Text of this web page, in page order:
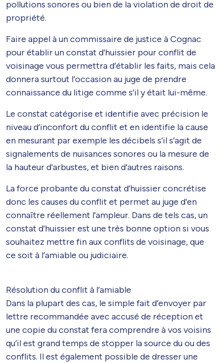
pollutions sonores ou bien de la violation de droit de
propriété.
Faire appel à un commissaire de justice à Cognac
pour établir un constat d'huissier pour conflit de
voisinage vous permettra d’établir les faits, mais cela
donnera surtout l’occasion au juge de prendre
connaissance du litige comme s'il y était lui-même.
Le constat catégorise et identifie avec précision le
niveau d’inconfort du conflit et en identifie la cause
en mesurant par exemple les décibels s’il s’agit de
signalements de nuisances sonores ou la mesure de
la hauteur d'arbustes, et bien d’autres raisons.
La force probante du constat d’huissier concrétise
donc les causes du conflit et permet au juge d'en
connaître réellement l'ampleur. Dans de tels cas, un
constat d'huissier est une très bonne option si vous
souhaitez mettre fin aux conflits de voisinage, que
ce soit à l’amiable ou judiciaire.
Résolution du conflit à l’amiable
Dans la plupart des cas, le simple fait d’envoyer par
lettre recommandée avec accusé de réception et
une copie du constat fera comprendre à vos voisins
qu’il est grand temps de stopper la source du ou des
conflits. Il est également possible de dresser une